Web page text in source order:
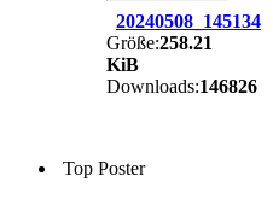
20240508_145134
Größe:258.21
KiB
Downloads:146826
Top Poster